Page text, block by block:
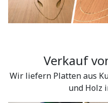
Verkauf
Wir liefern Platten aus
und Holz